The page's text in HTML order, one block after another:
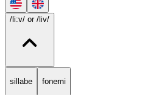
/li:v/ or /liv/
sillabe fonemi